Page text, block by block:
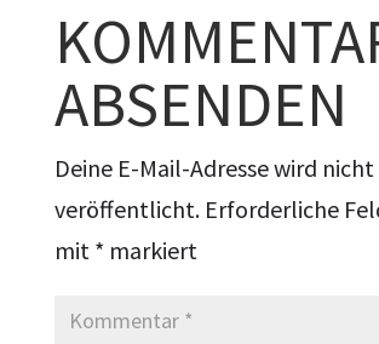
ABSENDEN
Deine E-Mail-Adresse wird nicht
veröffentlicht. Erforderliche
mit * markiert